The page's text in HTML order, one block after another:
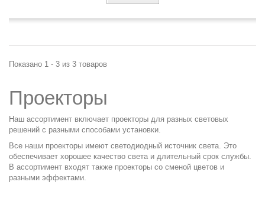
Показано 1 - 3 из 3 товаров
Проекторы
Наш ассортимент включает проекторы для разных световых
решений с разными способами установки.
Все наши проекторы имеют светодиодный источник света. Это
обеспечивает хорошее качество света и длительный срок службы.
В ассортимент входят также проекторы со сменой цветов и
разными эффектами.